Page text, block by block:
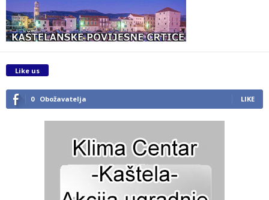
Like us
0 Obožavatelja LIKE